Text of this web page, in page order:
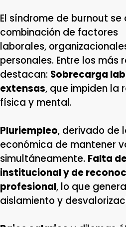
El síndrome de burnout se
combinación de factores
laborales,
personales. Entre los más
destacan: Sobrecarga
extensas, que impiden la
física y mental.
Pluriempleo, derivado de
económica de mantener
simultáneamente. Falta
institucional y de
profesional, lo que
aislamiento y